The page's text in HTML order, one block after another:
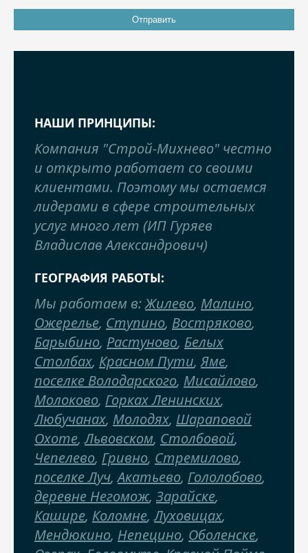
НАШИ ПРИНЦИПЫ:
Компания "Строй-Михнево" честно
и открыто работает со своими
клиентами. Поэтому мы остаемся
лидерами в сфере строительных
услуг много лет (ИП Гуряев
Владислав Александрович)
ГЕОГРАФИЯ РАБОТЫ:
Мы работаем в:Жилево, Малино,
Ожерелье, Ступино, Востряково,
Барыбино, Растуново, Белых
Столбах, Красном Пути,Яме,
поселке Володарского, Мисайлово,
Молоково, Горках Ленинских,
Любучанах, Молодях, Шараповой
Охоте,Львовском, Столбовой,
Чепелево, Гривно, Стремилово,
поселке Луч,Акатьево, Гололобово,
деревне Негомож, Зарайске,
Кашире, Коломне,Луховицах,
Мендюкино, Непецино, Оболенске,